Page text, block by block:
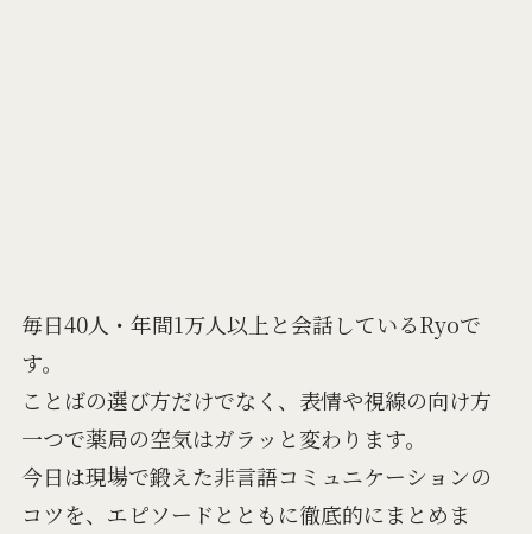
毎日40人・年間1万人以上と会話しているRyoで
す。
ことばの選び方だけでなく、表情や視線の向け方
一つで薬局の空気はガラッと変わります。
今日は現場で鍛えた非言語コミュニケーションの
コツを、エピソードとともに徹底的にまとめま